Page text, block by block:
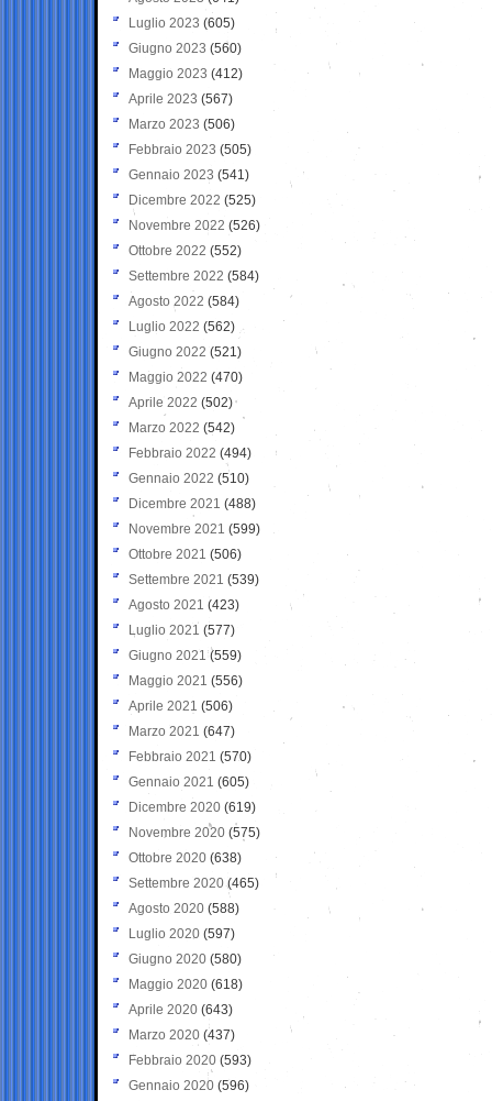
Luglio 2023 (605)
Giugno 2023 (560)
Maggio 2023 (412)
Aprile 2023 (567)
Marzo 2023 (506)
Febbraio 2023 (505)
Gennaio 2023 (541)
Dicembre 2022 (525)
Novembre 2022 (526)
Ottobre 2022 (552)
Settembre 2022 (584)
Agosto 2022 (584)
Luglio 2022 (562)
Giugno 2022 (521)
Maggio 2022 (470)
Aprile 2022 (502)
Marzo 2022 (542)
Febbraio 2022 (494)
Gennaio 2022 (510)
Dicembre 2021 (488)
Novembre 2021 (599)
Ottobre 2021 (506)
Settembre 2021 (539)
Agosto 2021 (423)
Luglio 2021 (577)
Giugno 2021(559)
Maggio 2021 (556)
Aprile 2021 (506)
Marzo 2021 (647)
Febbraio 2021 (570)
Gennaio 2021 (605)
Dicembre 2020 (619)
Novembre 2020 (575)
Ottobre 2020 (638)
Settembre 2020(465)
Agosto 2020 (588)
Luglio 2020 (597)
Giugno 2020 (580)
Maggio 2020 (618)
Aprile 2020 (643)
Marzo 2020 (437)
Febbraio 2020 (593)
Gennaio 2020 (596)